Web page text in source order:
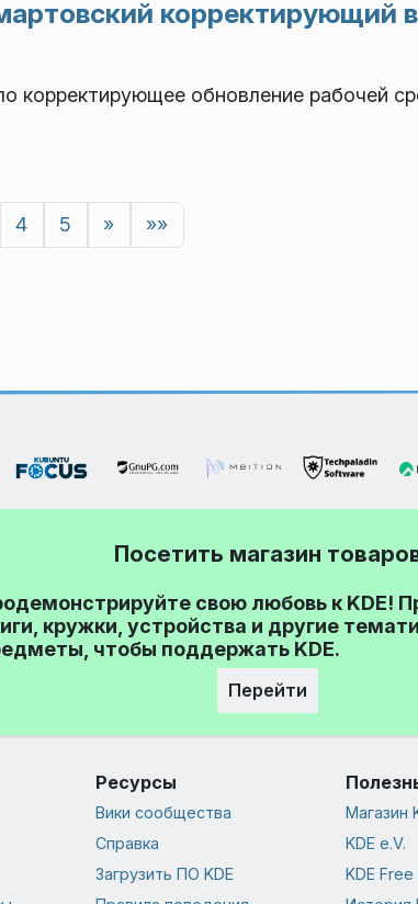
корректирующий
корректирующее обновление рабочей
4 5 » »»
Посетить магазин
свою любовь к KDE!
кружки, устройства и другие
чтобы поддержать KDE.
Перейти
Ресурсы
Вики сообщества
Справка
Загрузить ПО KDE
Магазин
KDE e.V.
KDE